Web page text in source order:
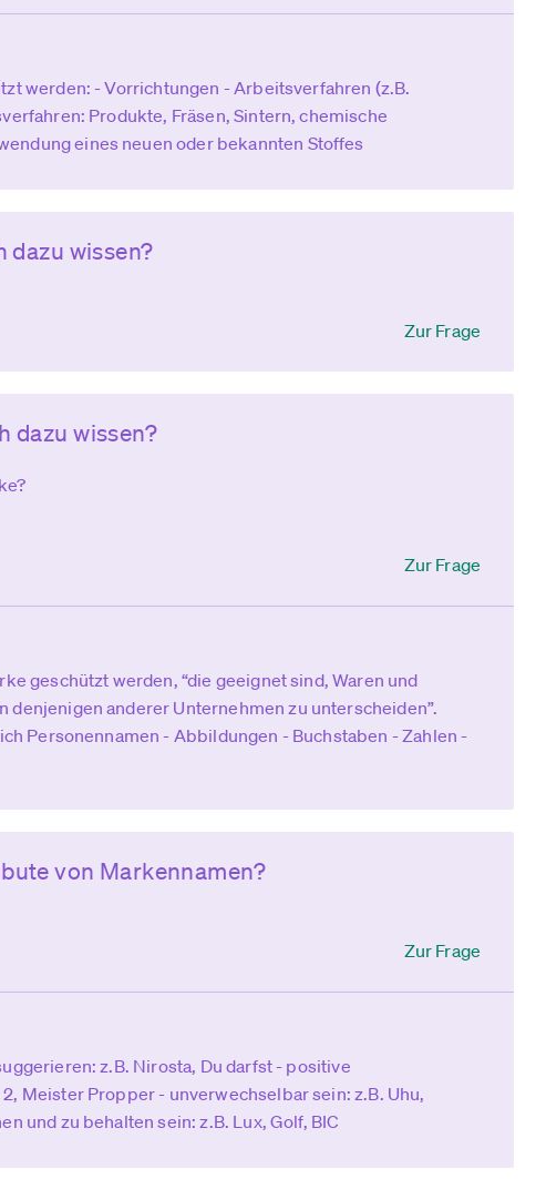
werden: - Vorrichtungen - Arbeitsverfahren (z.B.
Produkte, Fräsen, Sintern, chemische
eines neuen oder bekannten Stoffes
dazu wissen?
Zur Frage
dazu wissen?
Zur Frage
geschützt werden, “die geeignet sind, Waren und
anderer Unternehmen zu unterscheiden”.
Personennamen - Abbildungen - Buchstaben - Zahlen -
von Markennamen?
Zur Frage
z.B. Nirosta, Du darfst - positive
Meister Propper - unverwechselbar sein: z.B. Uhu,
und zu behalten sein: z.B. Lux, Golf, BIC